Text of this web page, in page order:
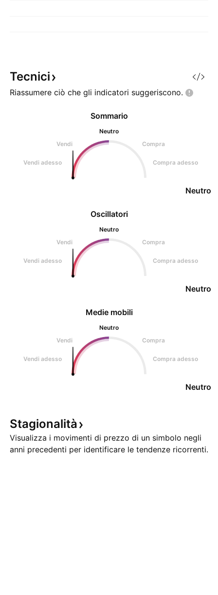
Tecnici
Riassumere ciò che gli indicatori suggeriscono.
Oscillatori
Neutro
Vendi
Compra
Vendi adesso Compra adesso
Neutro
Sommario
Neutro
Vendi
Compra
Vendi adesso Compra adesso
Neutro
Medie mobili
Neutro
Vendi
Compra
Vendi adesso Compra adesso
Neutro
Stagionalità
Visualizza i movimenti di prezzo di un simbolo negli
anni precedenti per identificare le tendenze ricorrenti.